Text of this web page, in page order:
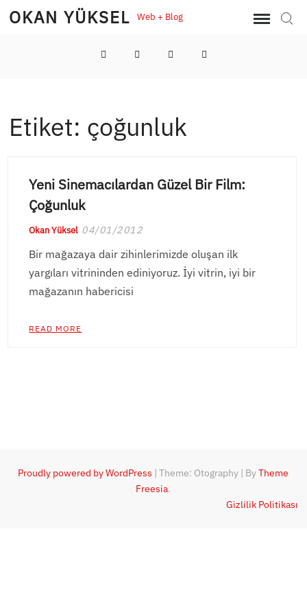
SkipOKAN YÜKSEL Web + Blog
LinkedInTwitterInstagramYouTube
Etiket: çoğunluk
Yeni Sinemacılardan Güzel Bir Film:
Çoğunluk
Okan Yüksel 04/01/2012
Bir mağazaya dair zihinlerimizde oluşan ilk
yargıları vitrininden ediniyoruz. İyi vitrin, iyi bir
mağazanın habericisi
READ MORE
Proudly powered by WordPress |Theme: Otography | ByTheme
Freesia.
Gizlilik Politikası